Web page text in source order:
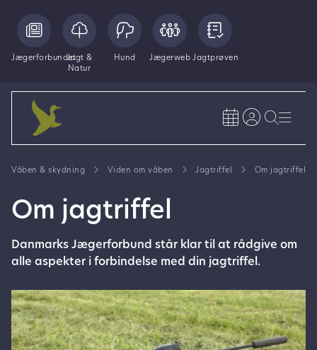
JægerforbundetJagt &
Natur
Hund Jægerweb Jagtprøven
Våben & skydning Viden om våben Jagtriffel Om jagtriffel
Om jagtriffel
Danmarks Jægerforbund står klar til at rådgive om
alle aspekter i forbindelse med din jagtriffel.